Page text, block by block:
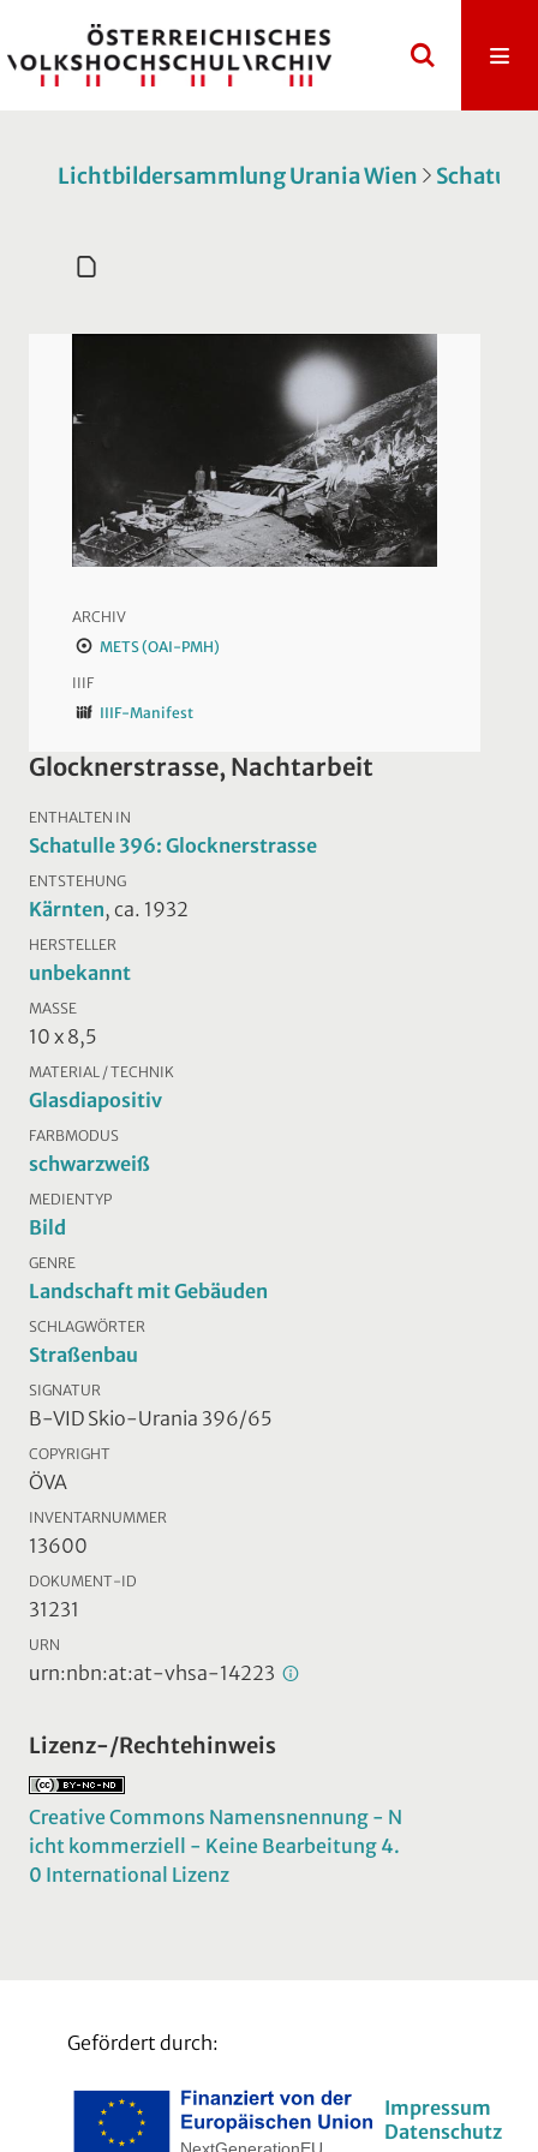
Lichtbildersammlung Urania Wien
ARCHIV
METS (OAI-PMH)
IIIF
IIIF-Manifest
Glocknerstrasse, Nachtarbeit
ENTHALTEN IN
Schatulle 396: Glocknerstrasse
ENTSTEHUNG
Kärnten, ca. 1932
HERSTELLER
unbekannt
MASSE
10 x 8,5
MATERIAL / TECHNIK
Glasdiapositiv
FARBMODUS
schwarzweiß
MEDIENTYP
Bild
GENRE
Landschaft mit Gebäuden
SCHLAGWÖRTER
Straßenbau
SIGNATUR
B-VID Skio-Urania 396/65
COPYRIGHT
ÖVA
INVENTARNUMMER
13600
DOKUMENT-ID
31231
URN
urn:nbn:at:at-vhsa-14223
Lizenz-/Rechtehinweis
Creative Commons Namensnennung - N
icht kommerziell - Keine Bearbeitung 4.
0 International Lizenz
Gefördert durch:
Impressum
Datenschutz